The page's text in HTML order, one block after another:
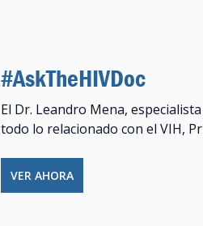
#AskTheHIVDoc
El Dr. Leandro Mena,
todo lo relacionado con el VIH,
VER AHORA